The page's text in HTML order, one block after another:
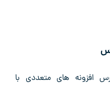
افزونه های متعددی با